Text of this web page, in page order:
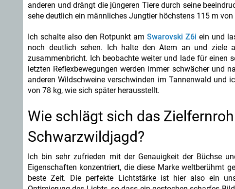
anderen und drängt die jüngeren Tiere durch seine
sehe deutlich ein männliches Jungtier höchstens 115 m
Ich schalte also den Rotpunkt am Swarovski Z6i ein und
noch deutlich sehen. Ich halte den Atem an und
zusammenbricht. Ich beobachte weiter und lade für einen
letzten Reflexbewegungen werden immer schwächer und
anderen Wildschweine verschwinden im Tannenwald und
von 78 kg, wie sich später herausstellt.
Wie schlägt sich das
Schwarzwildjagd?
Ich bin sehr zufrieden mit der Genauigkeit der Büchse
Eigenschaften konzentriert, die diese Marke weltberühmt
beste Zeit. Die perfekte Lichtstärke ist hier also ein